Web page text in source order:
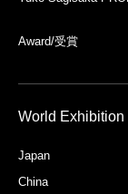
Award/受賞
World Exhibition
Japan
China